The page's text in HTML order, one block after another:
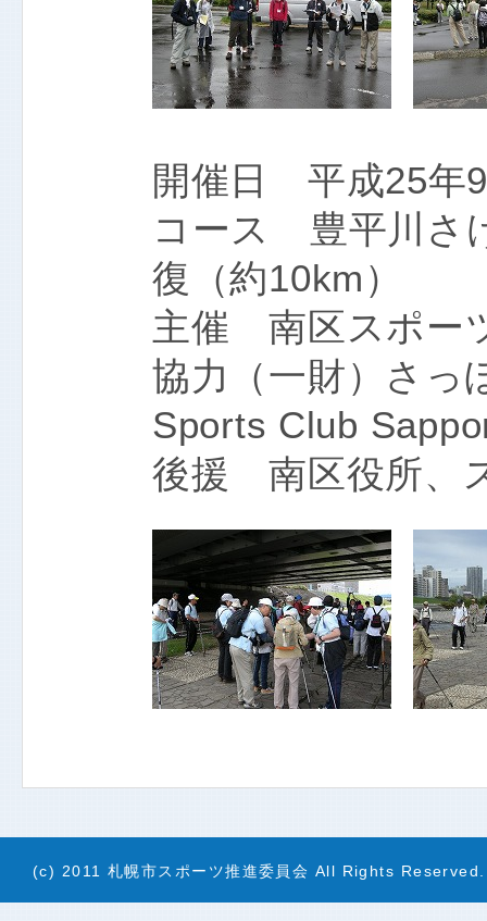
開催日 平成25
コース 豊平川さ
復（約10km）
主催 南区スポー
協力（一財）さっ
Sports Club
後援 南区役所、
(c) 2011 札幌市スポーツ推進委員会 All Rights Reserved.